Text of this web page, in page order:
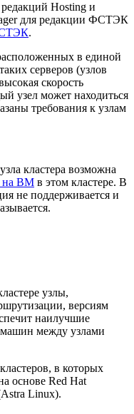
Hosting и
для редакции ФСТЭК
.
в единой
серверов (узлов
скорость
узел может находиться
требования к узлам
кластера возможна
на ВМ в этом кластере. В
не поддерживается и
узлы,
версиям
наилучшие
между узлами
в которых
основе Red Hat
Linux).